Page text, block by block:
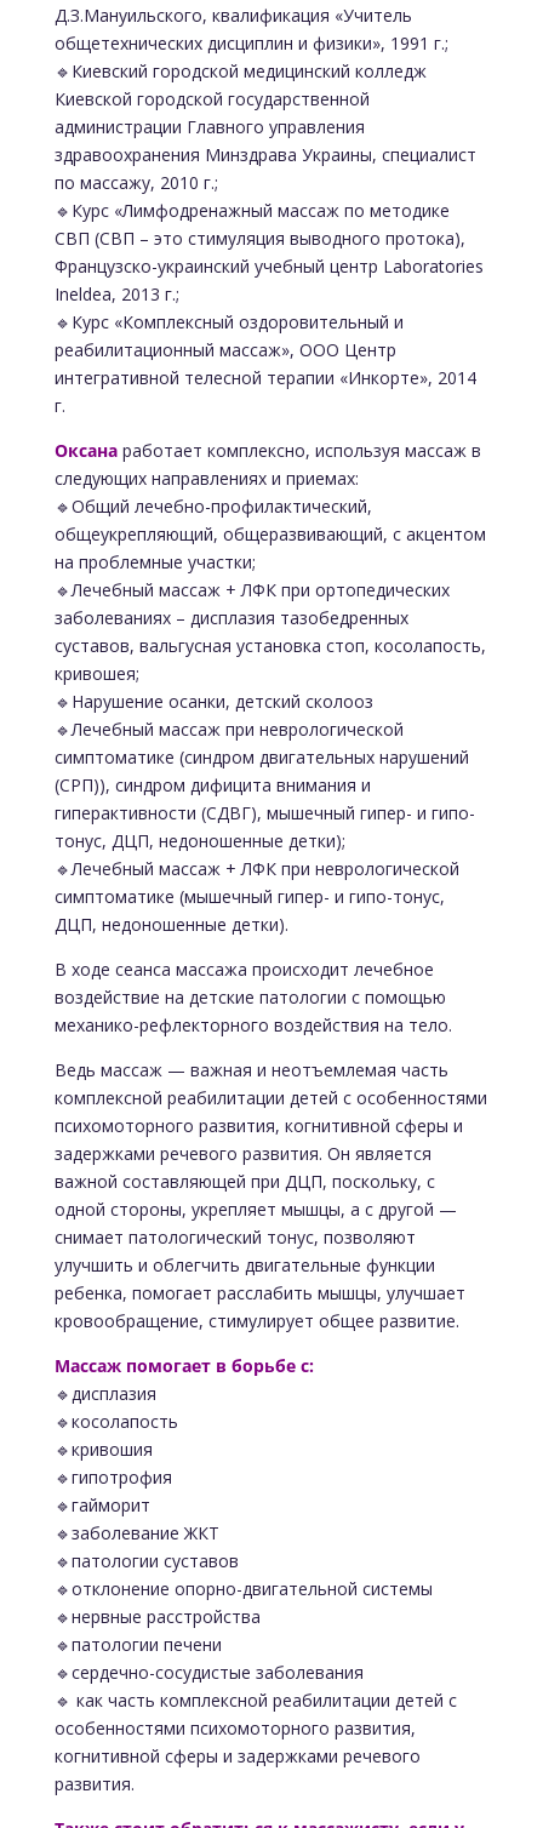
Д.З.Мануильского, квалификация «Учитель
общетехнических дисциплин и физики», 1991 г.;
🔹Киевский городской медицинский колледж
Киевской городской государственной
администрации Главного управления
здравоохранения Минздрава Украины, специалист
по массажу, 2010 г.;
🔹Курс «Лимфодренажный массаж по методике
СВП (СВП – это стимуляция выводного протока),
Французско-украинский учебный центр Laboratories
Ineldea, 2013 г.;
🔹Курс «Комплексный оздоровительный и
реабилитационный массаж», ООО Центр
интегративной телесной терапии «Инкорте», 2014
г.
Оксанаработает комплексно, используя массаж в
следующих направлениях и приемах:
🔹Общий лечебно-профилактический,
общеукрепляющий, общеразвивающий, с акцентом
на проблемные участки;
🔹Лечебный массаж + ЛФК при ортопедических
заболеваниях – дисплазия тазобедренных
суставов, вальгусная установка стоп, косолапость,
кривошея;
🔹Нарушение осанки, детский сколооз
🔹Лечебный массаж при неврологической
симптоматике (синдром двигательных нарушений
(СРП)), синдром дифицита внимания и
гиперактивности (СДВГ), мышечный гипер- и гипо-
тонус, ДЦП, недоношенные детки);
🔹Лечебный массаж + ЛФК при неврологической
симптоматике (мышечный гипер- и гипо-тонус,
ДЦП, недоношенные детки).
В ходе сеанса массажа происходит лечебное
воздействие на детские патологии с помощью
механико-рефлекторного воздействия на тело.
Ведь массаж — важная и неотъемлемая часть
комплексной реабилитации детей с особенностями
психомоторного развития, когнитивной сферы и
задержками речевого развития. Он является
важной составляющей при ДЦП, поскольку, с
одной стороны, укрепляет мышцы, а с другой —
снимает патологический тонус, позволяют
улучшить и облегчить двигательные функции
ребенка, помогает расслабить мышцы, улучшает
кровообращение, стимулирует общее развитие.
Массаж помогает в борьбе с:
🔹дисплазия
🔹косолапость
🔹кривошия
🔹гипотрофия
🔹гайморит
🔹заболевание ЖКТ
🔹патологии суставов
🔹отклонение опорно-двигательной системы
🔹нервные расстройства
🔹патологии печени
🔹сердечно-сосудистые заболевания
🔹 как часть комплексной реабилитации детей с
особенностями психомоторного развития,
когнитивной сферы и задержками речевого
развития.